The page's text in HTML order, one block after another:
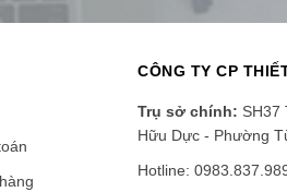
CÔNG TY CP
Trụ sở chính: SH37
Hữu Dực - Phường
Hotline: